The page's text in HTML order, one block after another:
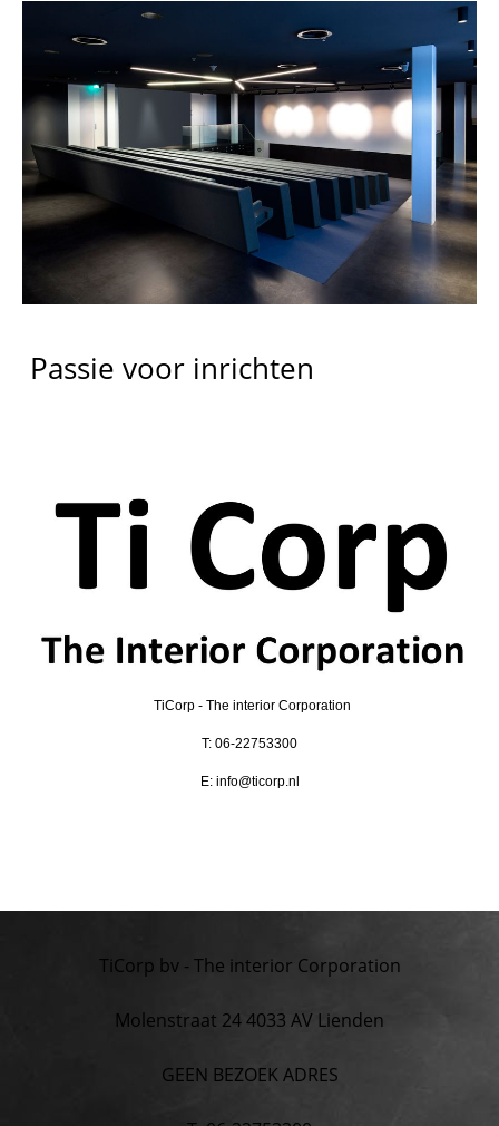
Passie voor inrichten
TiCorp - The interior Corporation
T: 06-22753300
E: info@ticorp.nl
TiCorp bv - The interior Corporation
Molenstraat 24 4033 AV Lienden
GEEN BEZOEK ADRES